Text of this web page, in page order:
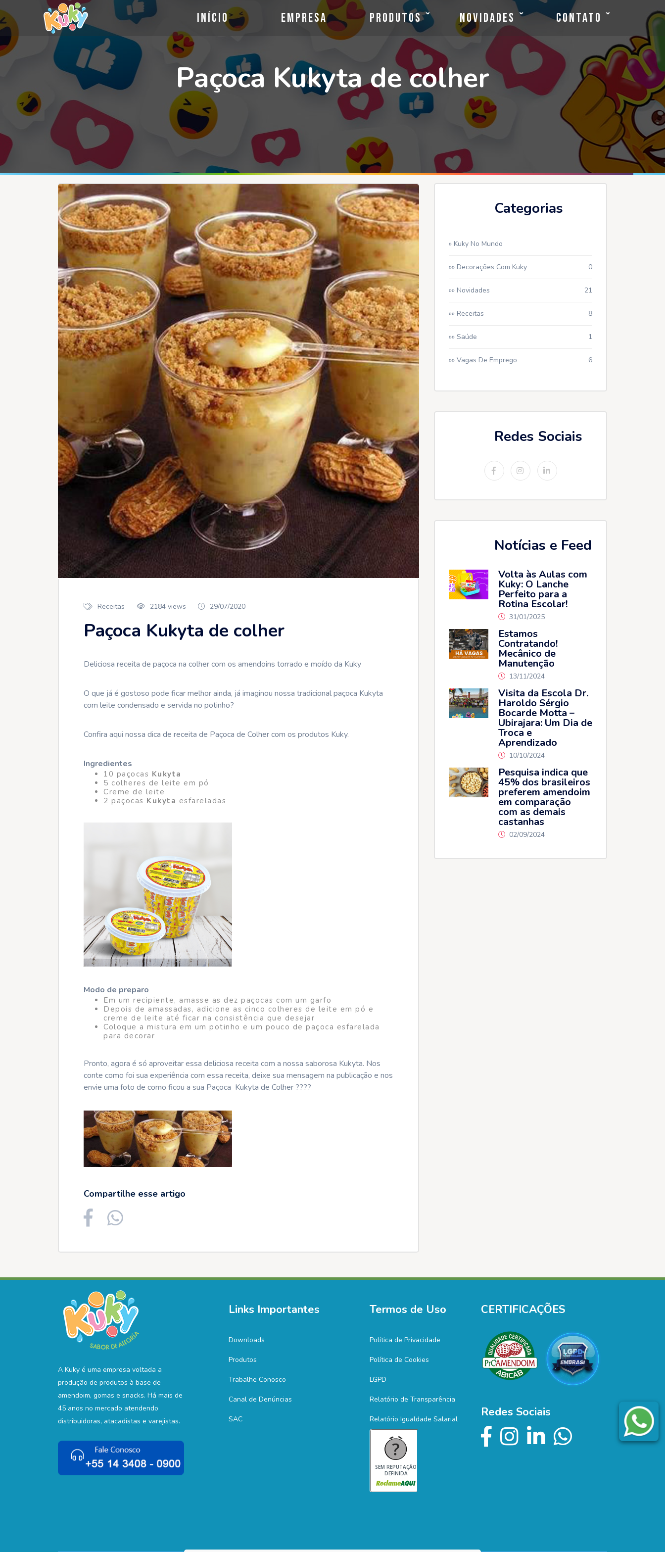
Início Empresa Produtos Novidades Contato
Paçoca Kukyta de colher
Receitas 2184 views 29/07/2020
Paçoca Kukyta de colher
Deliciosa receita de paçoca na colher com os amendoins torrado e moído da Kuky
O que já é gostoso pode ficar melhor ainda, já imaginou nossa tradicional paçoca Kukyta
com leite condensado e servida no potinho?
Confira aqui nossa dica de receita de Paçoca de Colher com os produtos Kuky.
Ingredientes
10 paçocas Kukyta
5 colheres de leite em pó
Creme de leite
2 paçocas Kukyta esfareladas
Modo de preparo
Em um recipiente, amasse as dez paçocas com um garfo
Depois de amassadas, adicione as cinco colheres de leite em pó e
creme de leite até ficar na consistência que desejar
Coloque a mistura em um potinho e um pouco de paçoca esfarelada
para decorar
Pronto, agora é só aproveitar essa deliciosa receita com a nossa saborosa Kukyta. Nos
conte como foi sua experiência com essa receita, deixe sua mensagem na publicação e nos
envie uma foto de como ficou a sua Paçoca Kukyta de Colher ????
Compartilhe esse artigo
Categorias
» Kuky No Mundo
»» Decorações Com Kuky 0
»» Novidades 21
»» Receitas 8
»» Saúde 1
»» Vagas De Emprego 6
Redes Sociais
Notícias e Feed
Volta às Aulas com
Kuky: O Lanche
Perfeito para a
Rotina Escolar!
31/01/2025
Estamos
Contratando!
Mecânico de
Manutenção
13/11/2024
Visita da Escola Dr.
Haroldo Sérgio
Bocarde Motta –
Ubirajara: Um Dia de
Troca e
Aprendizado
10/10/2024
Pesquisa indica que
45% dos brasileiros
preferem amendoim
em comparação
com as demais
castanhas
02/09/2024
A Kuky é uma empresa voltada a
produção de produtos à base de
amendoim, gomas e snacks. Há mais de
45 anos no mercado atendendo
distribuidoras, atacadistas e varejistas.
Links Importantes
Downloads
Produtos
Trabalhe Conosco
Canal de Denúncias
SAC
Termos de Uso
Política de Privacidade
Política de Cookies
LGPD
Relatório de Transparência
Relatório Igualdade Salarial
SEM REPUTAÇÃO
DEFINIDA
CERTIFICAÇÕES
Redes Sociais